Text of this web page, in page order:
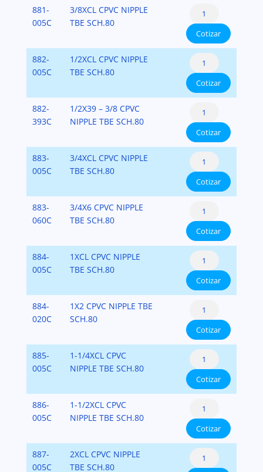
CPVC
SCH.80
cantidad
881-
005C
3/8XCL CPVC NIPPLE
TBE SCH.80
CPVC
Schedule
80
Nipples
CPVC
SCH.80
cantidad
Cotizar
882-
005C
1/2XCL CPVC NIPPLE
TBE SCH.80
CPVC
Schedule
80
Nipples
CPVC
SCH.80
cantidad
Cotizar
882-
393C
1/2X39 – 3/8 CPVC
NIPPLE TBE SCH.80
CPVC
Schedule
80
Nipples
CPVC
SCH.80
cantidad
Cotizar
883-
005C
3/4XCL CPVC NIPPLE
TBE SCH.80
CPVC
Schedule
80
Nipples
CPVC
SCH.80
cantidad
Cotizar
883-
060C
3/4X6 CPVC NIPPLE
TBE SCH.80
CPVC
Schedule
80
Nipples
CPVC
SCH.80
cantidad
Cotizar
884-
005C
1XCL CPVC NIPPLE
TBE SCH.80
CPVC
Schedule
80
Nipples
CPVC
SCH.80
cantidad
Cotizar
884-
020C
1X2 CPVC NIPPLE TBE
SCH.80
CPVC
Schedule
80
Nipples
CPVC
SCH.80
cantidad
Cotizar
885-
005C
1-1/4XCL CPVC
NIPPLE TBE SCH.80
CPVC
Schedule
80
Nipples
CPVC
SCH.80
cantidad
Cotizar
886-
005C
1-1/2XCL CPVC
NIPPLE TBE SCH.80
CPVC
Schedule
80
Nipples
CPVC
SCH.80
Cotizar
887-
005C
2XCL CPVC NIPPLE
TBE SCH.80
CPVC
Schedule